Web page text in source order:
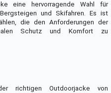
eine hervorragende Wahl für
und Skifahren. Es ist
die den Anforderungen der
Schutz und Komfort zu
richtigen Outdoorjacke von